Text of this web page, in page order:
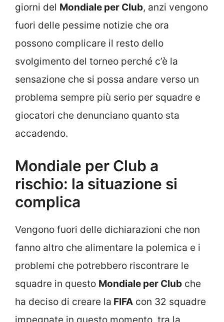
giorni del Mondiale per Club, anzi vengono
fuori delle pessime notizie che ora
possono complicare il resto dello
svolgimento del torneo perché c’è la
sensazione che si possa andare verso un
problema sempre più serio per squadre e
giocatori che denunciano quanto sta
accadendo.
Mondiale per Club a
rischio: la situazione si
complica
Vengono fuori delle dichiarazioni che non
fanno altro che alimentare la polemica e i
problemi che potrebbero riscontrare le
squadre in questo Mondiale per Club che
ha deciso di creare la FIFA con 32 squadre